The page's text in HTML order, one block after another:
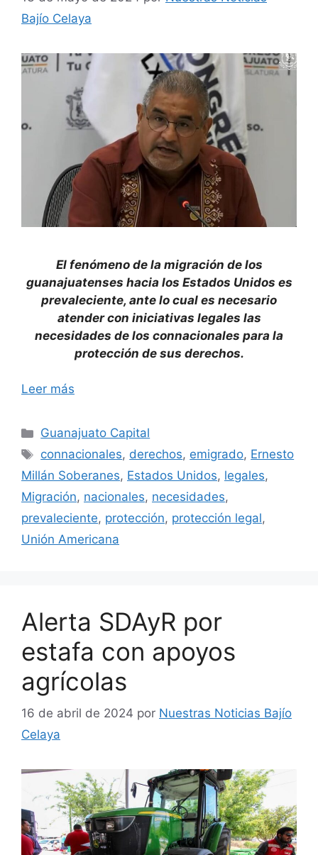
Bajío Celaya
El fenómeno de la migración de los
guanajuatenses hacia los Estados Unidos es
prevaleciente, ante lo cual es necesario
atender con iniciativas legales las
necesidades de los connacionales para la
protección de sus derechos.
Leer más
Categorías
Guanajuato Capital
Etiquetas
connacionales, derechos, emigrado, Ernesto
Millán Soberanes, Estados Unidos, legales,
Migración, nacionales, necesidades,
prevaleciente, protección, protección legal,
Unión Americana
Alerta SDAyR por
estafa con apoyos
agrícolas
16 de abril de 2024 por Nuestras Noticias Bajío
Celaya